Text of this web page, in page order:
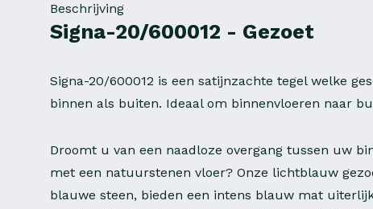
Beschrijving
Signa-20/600012 - Gezoet
Signa-20/600012 is een satijnzachte tegel welke
binnen als buiten. Ideaal om binnenvloeren naar
Droomt u van een naadloze overgang tussen uw
met een natuurstenen vloer? Onze lichtblauw
blauwe steen, bieden een intens blauw mat